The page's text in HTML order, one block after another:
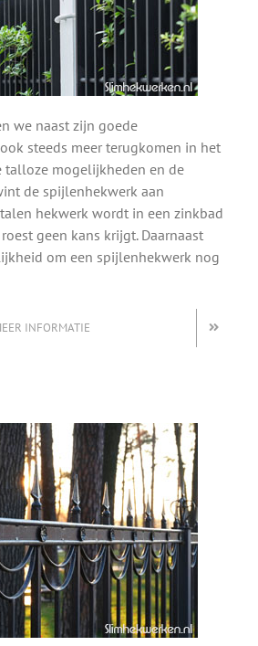
we naast zijn goede
steeds meer terugkomen in het
talloze mogelijkheden en de
de spijlenhekwerk aan
hekwerk wordt in een zinkbad
geen kans krijgt. Daarnaast
om een spijlenhekwerk nog
INFORMATIE